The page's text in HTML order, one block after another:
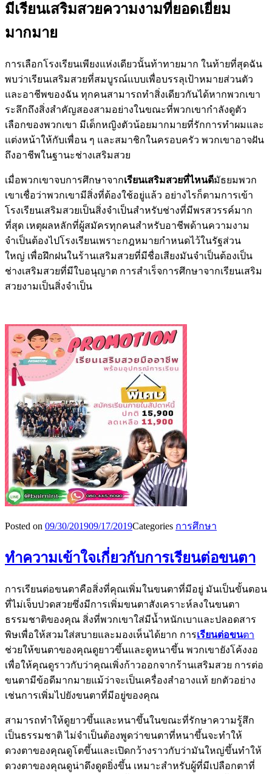
มีเรียนเสริมสวยความงามที่ยอดเยี่ยม
มากมาย
การเลือกโรงเรียนเพียงแห่งเดียวนั้นท้าทายมาก ในท้ายที่สุดฉัน
พบว่าเรียนเสริมสวยที่สมบูรณ์แบบเพื่อบรรลุเป้าหมายส่วนตัว
และอาชีพของฉัน ทุกคนสามารถทำสิ่งเดียวกันได้หากพวกเขา
ระลึกถึงสิ่งสำคัญสองสามอย่างในขณะที่พวกเขากำลังดูตัว
เลือกของพวกเขา มีเด็กหญิงตัวน้อยมากมายที่รักการทำผมและ
แต่งหน้าให้กับเพื่อน ๆ และสมาชิกในครอบครัว พวกเขาอาจฝัน
ถึงอาชีพในฐานะช่างเสริมสวย
เมื่อพวกเขาจบการศึกษาจากเรียนเสริมสวยที่ไหนดีมัธยมพวก
เขาเชื่อว่าพวกเขามีสิ่งที่ต้องใช้อยู่แล้ว อย่างไรก็ตามการเข้า
โรงเรียนเสริมสวยเป็นสิ่งจำเป็นสำหรับช่างที่มีพรสวรรค์มาก
ที่สุด เหตุผลหลักที่ผู้สมัครทุกคนสำหรับอาชีพด้านความงาม
จำเป็นต้องไปโรงเรียนเพราะกฎหมายกำหนดไว้ในรัฐส่วน
ใหญ่ เพื่อฝึกฝนในร้านเสริมสวยที่มีชื่อเสียงมันจำเป็นต้องเป็น
ช่างเสริมสวยที่มีใบอนุญาต การสำเร็จการศึกษาจากเรียนเสริม
สวยงามเป็นสิ่งจำเป็น
Posted on 09/30/201909/17/2019Categories การศึกษา
ทำความเข้าใจเกี่ยวกับการเรียนต่อขนตา
การเรียนต่อขนตาคือสิ่งที่คุณเพิ่มในขนตาที่มีอยู่ มันเป็นขั้นตอน
ที่ไม่เจ็บปวดสวยซึ่งมีการเพิ่มขนตาสังเคราะห์ลงในขนตา
ธรรมชาติของคุณ สิ่งที่พวกเขาใส่มีน้ำหนักเบาและปลอดสาร
พิษเพื่อให้สวมใส่สบายและมองเห็นได้ยาก การเรียนต่อขนตา
ช่วยให้ขนตาของคุณดูยาวขึ้นและดูหนาขึ้น พวกเขายังโค้งงอ
เพื่อให้คุณดูราวกับว่าคุณเพิ่งก้าวออกจากร้านเสริมสวย การต่อ
ขนตามีข้อดีมากมายแม้ว่าจะเป็นเครื่องสำอางแท้ ยกตัวอย่าง
เช่นการเพิ่มไปยังขนตาที่มีอยู่ของคุณ
สามารถทำให้ดูยาวขึ้นและหนาขึ้นในขณะที่รักษาความรู้สึก
เป็นธรรมชาติ ไม่จำเป็นต้องพูดว่าขนตาที่หนาขึ้นจะทำให้
ดวงตาของคุณดูโตขึ้นและเปิดกว้างราวกับว่ามันใหญ่ขึ้นทำให้
ดวงตาของคุณดูน่าดึงดูดยิ่งขึ้น เหมาะสำหรับผู้ที่มีเปลือกตาที่